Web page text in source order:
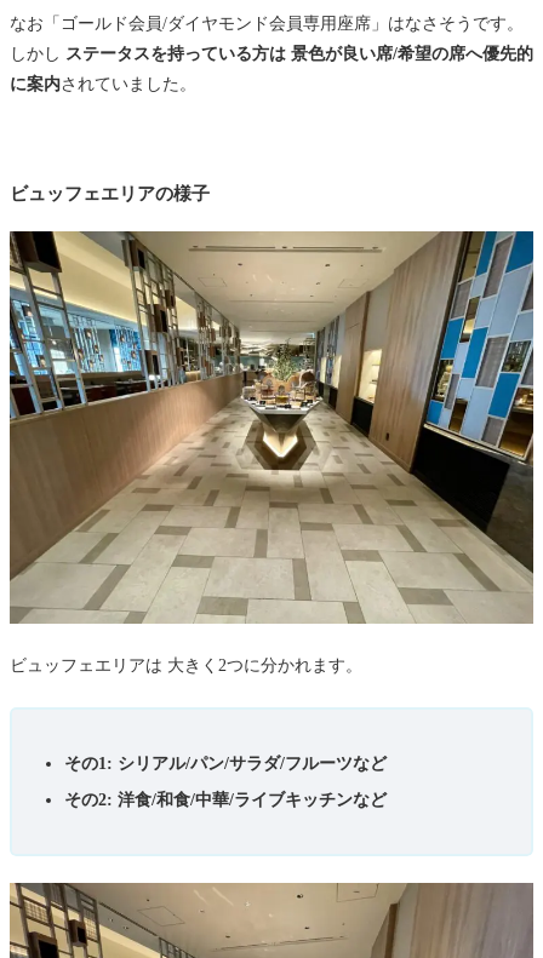
なお「ゴールド会員/ダイヤモンド会員専用座席」はなさそうです。
しかし ステータスを持っている方は 景色が良い席/希望の席へ優先的
に案内されていました。
ビュッフェエリアの様子
ビュッフェエリアは 大きく2つに分かれます。
その1: シリアル/パン/サラダ/フルーツなど
その2: 洋食/和食/中華/ライブキッチンなど